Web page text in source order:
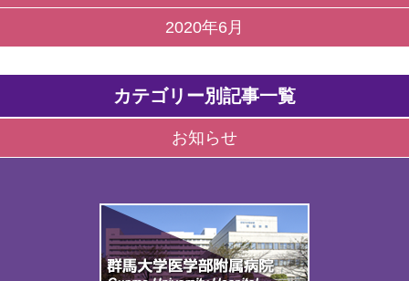
2020年6月
カテゴリー別記事一覧
お知らせ